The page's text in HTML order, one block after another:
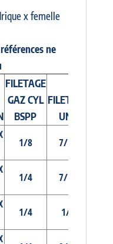
x femelle
ne
FILETAGE
GAZ CYL
BSPP
FILETAGE
UNF
1/8 7/16
1/4 7/16
1/4 1/2